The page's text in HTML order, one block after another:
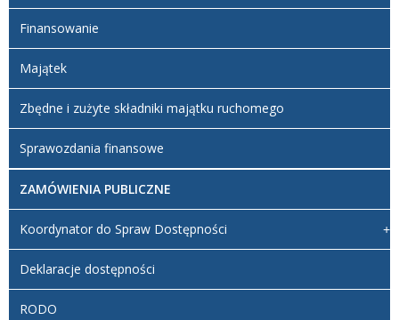
Finansowanie
Majątek
Zbędne i zużyte składniki majątku ruchomego
Sprawozdania finansowe
ZAMÓWIENIA PUBLICZNE
Koordynator do Spraw Dostępności
Deklaracje dostępności
RODO